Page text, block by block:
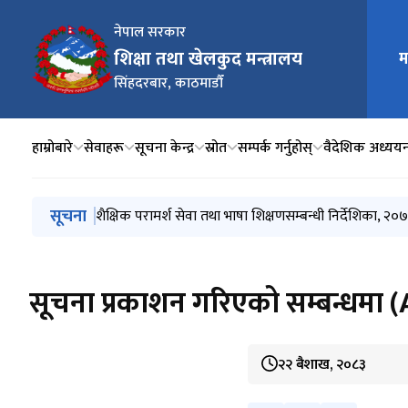
नेपाल सरकार
शिक्षा तथा खेलकुद मन्त्रालय
सिंहदरबार, काठमाडौँ
मुख्य
हाम्रोबारे सेवाहरू सूचना केन्द्र स्रोत सम्पर्क गर्नुहोस् वैदेशिक
मुख्य नेभिगेसनमा जानुहोस्
सूचना Invitation for Sealed Quotation
शैक्षिक परामर्श सेवा तथा भाषा शिक्षणसम्बन्धी निर्देशिका,
सङ्क्षिप्त सूची प्रकाशन तथा प्रस्तुतीकरण र
सूचनाको हक अन्तर्गत स्वतः प्रकाशन २०८३ बैशाख देखि
शिक्षक सेवा आयोगको अध्यक्ष र सदस्य पदमा नियुक्तिका
सूचना प्रकाशन गरिएको
२२ बैशाख, २०८३